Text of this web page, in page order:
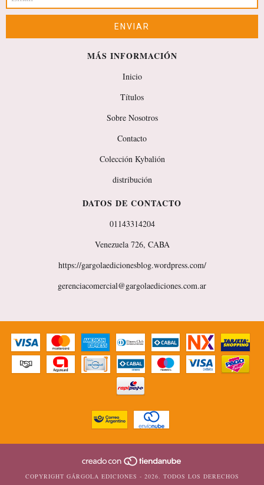
MÁS INFORMACIÓN
Inicio
Títulos
Sobre Nosotros
Contacto
Colección Kybalión
distribución
DATOS DE CONTACTO
01143314204
Venezuela 726, CABA
https://gargolaedicionesblog.wordpress.com/
gerenciacomercial@gargolaediciones.com.ar
COPYRIGHT GÁRGOLA EDICIONES - 2026. TODOS LOS DERECHOS